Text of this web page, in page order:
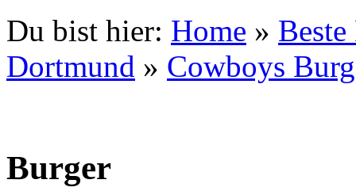
Du bist hier: Home »
Dortmund » Cowboys
Burger